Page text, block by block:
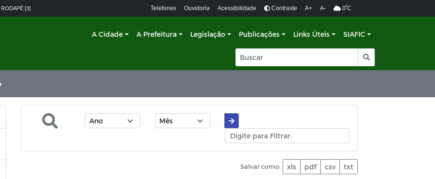
RODAPÉ [3] Telefones Ouvidoria Acessibilidade Contraste A+ A- 0ºC
A Cidade A Prefeitura Legislação Publicações Links Úteis SIAFIC
Salvar como: xls pdf csv txt